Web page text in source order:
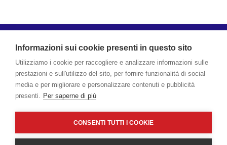
19 - 16121 Genova
INDUSTRIAL DO NORTE, S.A.
E-mail:sales.rover@boero.it - P.I. 00267120103
Informazioni sui cookie presenti in questo sito
Utilizziamo i cookie per raccogliere e analizzare informazioni sulle
prestazioni e sull'utilizzo del sito, per fornire funzionalità di social
media e per migliorare e personalizzare contenuti e pubblicità
presenti. Per saperne di più
CONSENTI TUTTI I COOKIE